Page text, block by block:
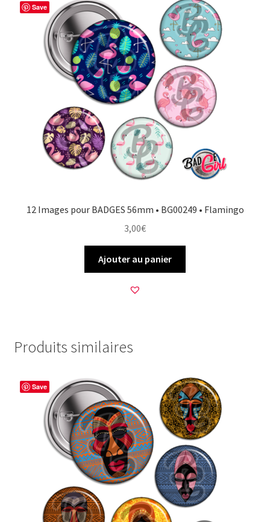
Save
12 Images pour BADGES 56mm • BG00249 • Flamingo
3,00€
Ajouter au panier
Produits similaires
Save